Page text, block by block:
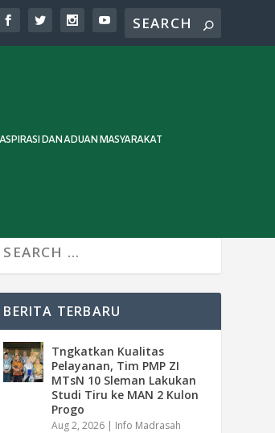
DAN ADUAN MASYARAKAT
BERITA TERBARU
Tngkatkan Kualitas
Pelayanan, Tim PMP ZI
MTsN 10 Sleman Lakukan
Studi Tiru ke MAN 2 Kulon
Progo
Aug 2, 2026 | Info Madrasah